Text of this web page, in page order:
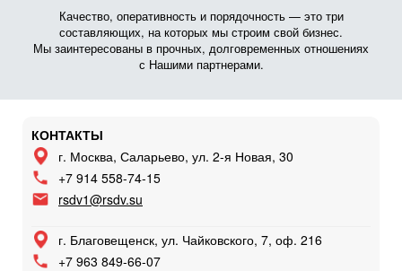
Качество, оперативность и порядочность — это три
составляющих, на которых мы строим свой бизнес.
Мы заинтересованы в прочных, долговременных отношениях
с Нашими партнерами.
КОНТАКТЫ
г. Москва, Саларьево, ул. 2-я Новая, 30
+7 914 558-74-15
rsdv1@rsdv.su
г. Благовещенск, ул. Чайковского, 7, оф. 216
+7 963 849-66-07